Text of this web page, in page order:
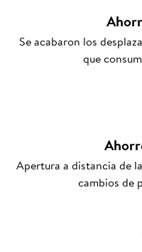
Se acabaron los
que
Apertura a distancia de
cambios de